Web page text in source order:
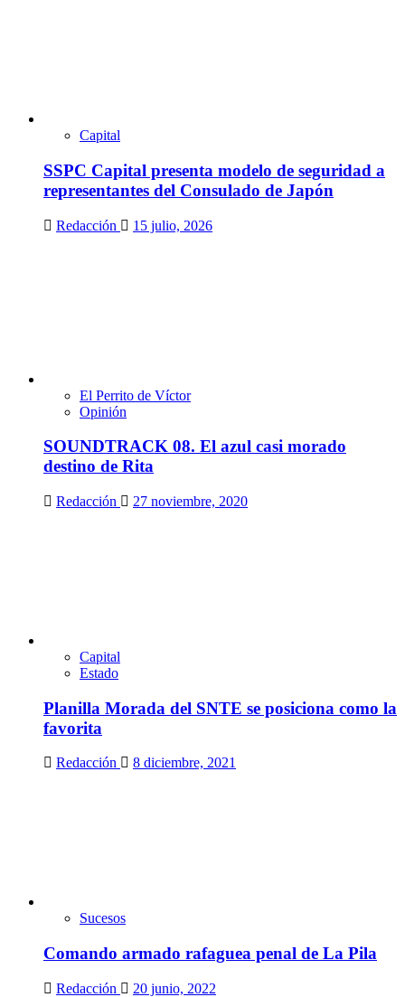
Capital
SSPC Capital presenta modelo de seguridad a
representantes del Consulado de Japón
Redacción 15 julio, 2026
El Perrito de Víctor
Opinión
SOUNDTRACK 08. El azul casi morado
destino de Rita
Redacción 27 noviembre, 2020
Capital
Estado
Planilla Morada del SNTE se posiciona como la
favorita
Redacción 8 diciembre, 2021
Sucesos
Comando armado rafaguea penal de La Pila
Redacción 20 junio, 2022